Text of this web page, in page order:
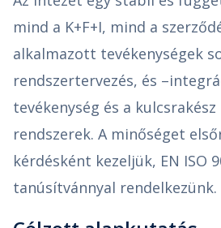
mind a K+F+I, mind a
alkalmazott tevékenységek
rendszertervezés, és
tevékenység és a
rendszerek. A minőséget
kérdésként kezeljük, EN ISO
tanúsítvánnyal rendelkezünk.